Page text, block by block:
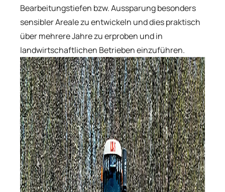
Bearbeitungstiefen bzw. Aussparung besonders
sensibler Areale zu entwickeln und dies praktisch
über mehrere Jahre zu erproben und in
landwirtschaftlichen Betrieben einzuführen.